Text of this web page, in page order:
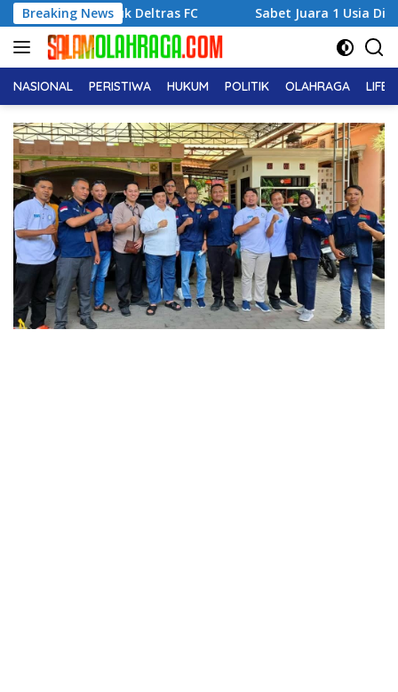
Langsung
ke
konten
Breaking News
Deltras FC Sabet Juara 1 Usia Dini, Adena Zahra
NASIONAL PERISTIWA HUKUM POLITIK OLAHRAGA